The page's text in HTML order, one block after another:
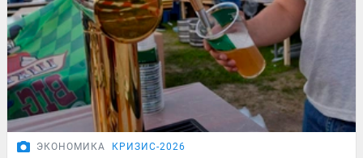
ЭКОНОМИКА КРИЗИС-2026